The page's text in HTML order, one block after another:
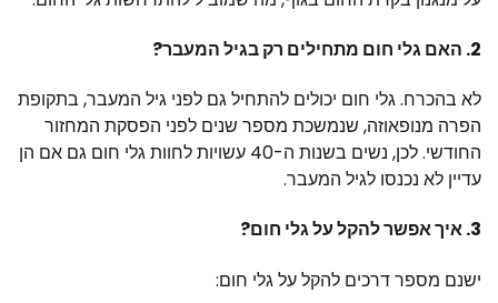
2. האם גלי חום מתחילים רק בגיל המעבר?
לא בהכרח. גלי חום יכולים להתחיל גם לפני גיל המעבר, בתקופת
הפרה מנופאוזה, שנמשכת מספר שנים לפני הפסקת המחזור
החודשי. לכן, נשים בשנות ה-40 עשויות לחוות גלי חום גם אם הן
עדיין לא נכנסו לגיל המעבר.
3. איך אפשר להקל על גלי חום?
ישנם מספר דרכים להקל על גלי חום: